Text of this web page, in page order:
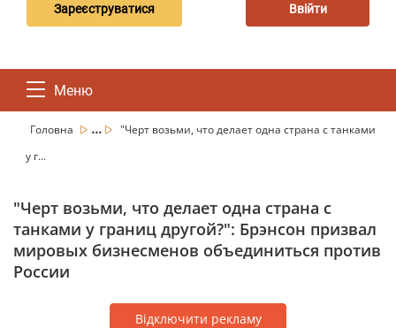
Зареєструватися Ввійти
Меню
Головна ...
"Черт возьми, что делает одна страна с танками
у г...
"Черт возьми, что делает одна страна с
танками у границ другой?": Брэнсон призвал
мировых бизнесменов объединиться против
России
Відключити рекламу